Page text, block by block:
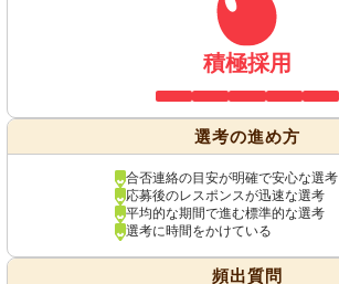
積極採用
選考の進め方
合否連絡の目安が明確で安心な選考
応募後のレスポンスが迅速な選考
平均的な期間で進む標準的な選考
選考に時間をかけている
頻出質問